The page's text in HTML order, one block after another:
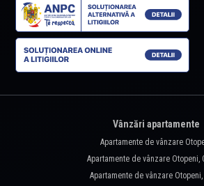
Vânzări apartamente
Apartamente de vânzare
Apartamente de vânzare Otopeni,
Apartamente de vânzare